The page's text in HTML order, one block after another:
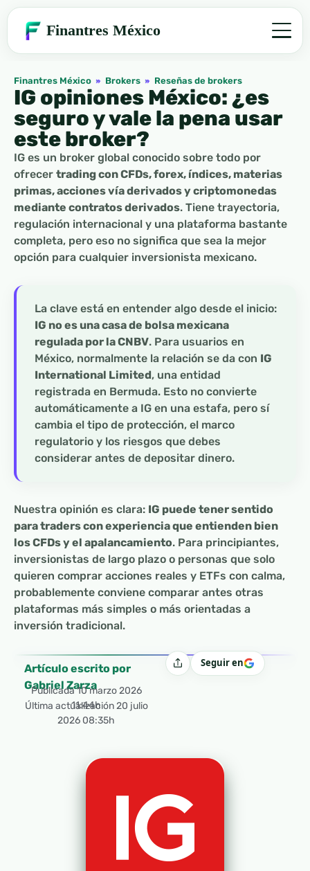
Finantres México
Finantres México » Brokers » Reseñas de brokers
IG opiniones México: ¿es
seguro y vale la pena usar
este broker?
IG es un broker global conocido sobre todo por
ofrecer trading con CFDs, forex, índices, materias
primas, acciones vía derivados y criptomonedas
mediante contratos derivados. Tiene trayectoria,
regulación internacional y una plataforma bastante
completa, pero eso no significa que sea la mejor
opción para cualquier inversionista mexicano.
La clave está en entender algo desde el inicio:
IG no es una casa de bolsa mexicana
regulada por la CNBV. Para usuarios en
México, normalmente la relación se da con IG
International Limited, una entidad
registrada en Bermuda. Esto no convierte
automáticamente a IG en una estafa, pero sí
cambia el tipo de protección, el marco
regulatorio y los riesgos que debes
considerar antes de depositar dinero.
Nuestra opinión es clara: IG puede tener sentido
para traders con experiencia que entienden bien
los CFDs y el apalancamiento. Para principiantes,
inversionistas de largo plazo o personas que solo
quieren comprar acciones reales y ETFs con calma,
probablemente conviene comparar antes otras
plataformas más simples o más orientadas a
inversión tradicional.
Artículo escrito por
Gabriel Zarza
Publicada10 marzo 2026
11:44h
Última actualización 20 julio
2026 08:35h
CompartirSeguir en